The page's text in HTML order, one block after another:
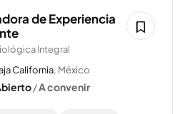
de Experiencia
Integral
California, México
/A convenir